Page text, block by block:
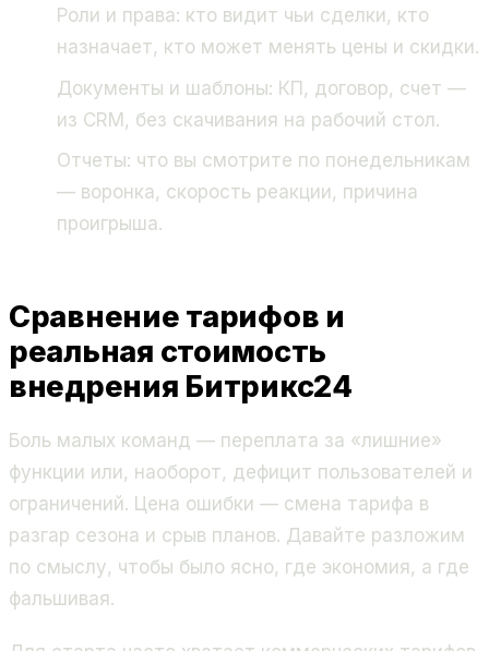
Роли и права: кто видит чьи сделки, кто
назначает, кто может менять цены и скидки.
Документы и шаблоны: КП, договор, счет —
из CRM, без скачивания на рабочий стол.
Отчеты: что вы смотрите по понедельникам
— воронка, скорость реакции, причина
проигрыша.
Сравнение тарифов и
реальная стоимость
внедрения Битрикс24
Боль малых команд — переплата за «лишние»
функции или, наоборот, дефицит пользователей и
ограничений. Цена ошибки — смена тарифа в
разгар сезона и срыв планов. Давайте разложим
по смыслу, чтобы было ясно, где экономия, а где
фальшивая.